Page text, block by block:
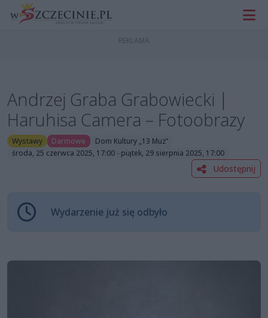
Andrzej Graba Grabowiecki |
Haruhisa Camera – Fotoobrazy
Wystawy Darmowe
Dom Kultury „13 Muz”
środa, 25 czerwca 2025, 17:00 - piątek, 29 sierpnia 2025, 17:00
Udostępnij
Wydarzenie już się odbyło